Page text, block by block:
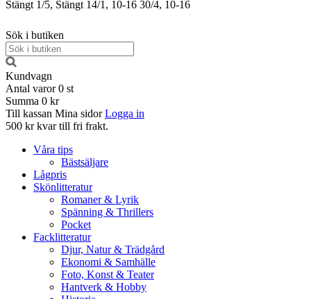
Stängt 1/5, Stängt 14/1, 10-16 30/4, 10-16
Sök i butiken
Kundvagn
Antal varor 0 st
Summa 0 kr
Till kassan Mina sidor Logga in
500 kr kvar till fri frakt.
Våra tips
Bästsäljare
Lågpris
Skönlitteratur
Romaner & Lyrik
Spänning & Thrillers
Pocket
Facklitteratur
Djur, Natur & Trädgård
Ekonomi & Samhälle
Foto, Konst & Teater
Hantverk & Hobby